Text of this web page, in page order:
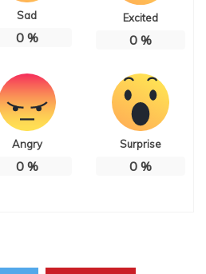
Sad
0%
Excited
0%
Angry
0%
Surprise
0%